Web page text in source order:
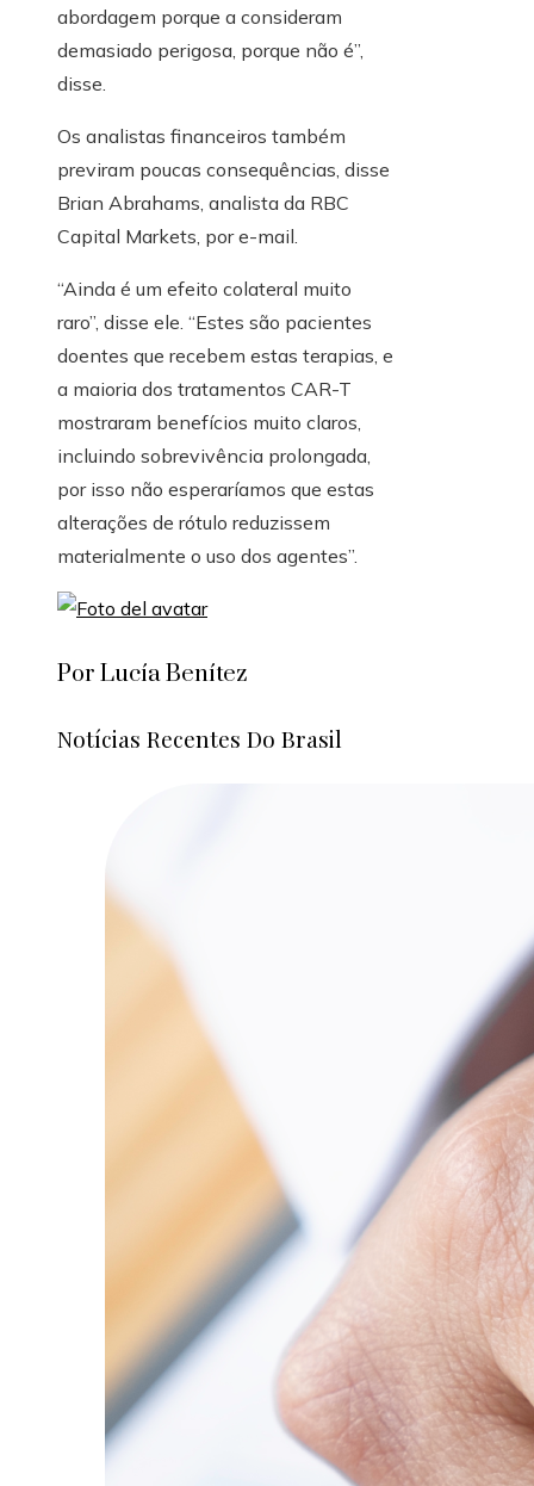
abordagem porque a consideram
demasiado perigosa, porque não é”,
disse.
Os analistas financeiros também
previram poucas consequências, disse
Brian Abrahams, analista da RBC
Capital Markets, por e-mail.
“Ainda é um efeito colateral muito
raro”, disse ele. “Estes são pacientes
doentes que recebem estas terapias, e
a maioria dos tratamentos CAR-T
mostraram benefícios muito claros,
incluindo sobrevivência prolongada,
por isso não esperaríamos que estas
alterações de rótulo reduzissem
materialmente o uso dos agentes”.
Por Lucía Benítez
Notícias Recentes Do Brasil